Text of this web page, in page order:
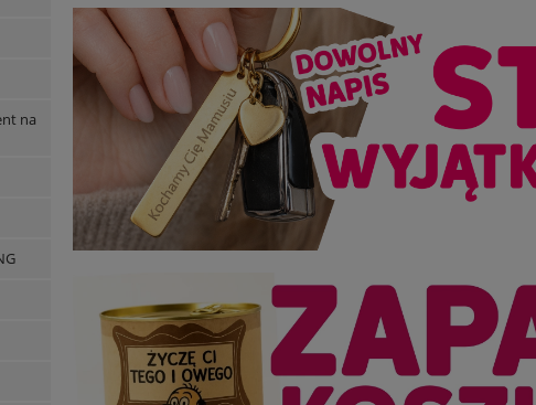
na